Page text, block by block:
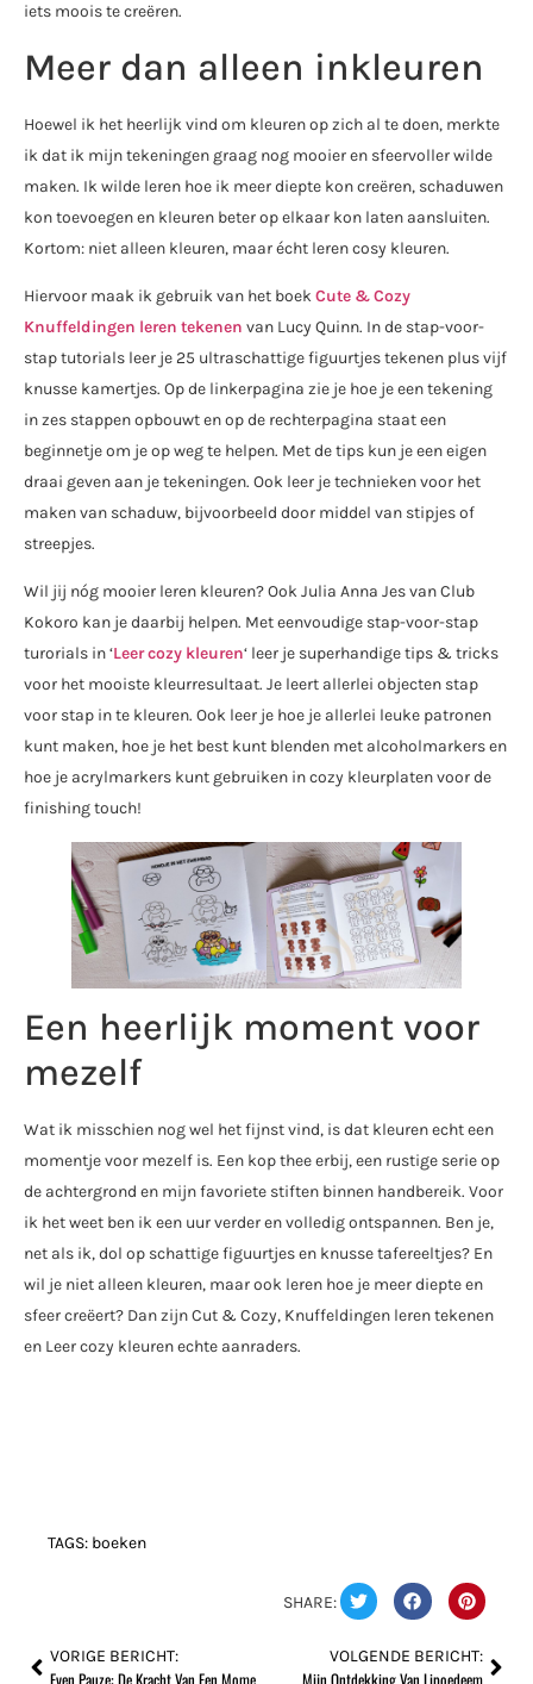
iets moois te creëren.
Meer dan alleen inkleuren
Hoewel ik het heerlijk vind om kleuren op zich al te doen, merkte
ik dat ik mijn tekeningen graag nog mooier en sfeervoller wilde
maken. Ik wilde leren hoe ik meer diepte kon creëren, schaduwen
kon toevoegen en kleuren beter op elkaar kon laten aansluiten.
Kortom: niet alleen kleuren, maar écht leren cosy kleuren.
Hiervoor maak ik gebruik van het boekCute & Cozy
Knuffeldingen leren tekenen van Lucy Quinn. In de stap-voor-
stap tutorials leer je 25 ultraschattige figuurtjes tekenen plus vijf
knusse kamertjes. Op de linkerpagina zie je hoe je een tekening
in zes stappen opbouwt en op de rechterpagina staat een
beginnetje om je op weg te helpen. Met de tips kun je een eigen
draai geven aan je tekeningen. Ook leer je technieken voor het
maken van schaduw, bijvoorbeeld door middel van stipjes of
streepjes.
Wil jij nóg mooier leren kleuren? Ook Julia Anna Jes van Club
Kokoro kan je daarbij helpen. Met eenvoudige stap-voor-stap
turorials in ‘Leer cozy kleuren‘ leer je superhandige tips & tricks
voor het mooiste kleurresultaat. Je leert allerlei objecten stap
voor stap in te kleuren. Ook leer je hoe je allerlei leuke patronen
kunt maken, hoe je het best kunt blenden met alcoholmarkers en
hoe je acrylmarkers kunt gebruiken in cozy kleurplaten voor de
finishing touch!
Een heerlijk moment voor
mezelf
Wat ik misschien nog wel het fijnst vind, is dat kleuren echt een
momentje voor mezelf is. Een kop thee erbij, een rustige serie op
de achtergrond en mijn favoriete stiften binnen handbereik. Voor
ik het weet ben ik een uur verder en volledig ontspannen. Ben je,
net als ik, dol op schattige figuurtjes en knusse tafereeltjes? En
wil je niet alleen kleuren, maar ook leren hoe je meer diepte en
sfeer creëert? Dan zijn Cut & Cozy, Knuffeldingen leren tekenen
en Leer cozy kleuren echte aanraders.
TAGS: boeken
SHARE:
VORIGE BERICHT: VOLGENDE BERICHT: